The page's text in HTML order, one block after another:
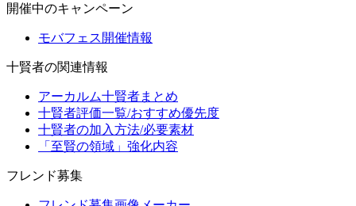
開催中のキャンペーン
モバフェス開催情報
十賢者の関連情報
アーカルム十賢者まとめ
十賢者評価一覧/おすすめ優先度
十賢者の加入方法/必要素材
「至賢の領域」強化内容
フレンド募集